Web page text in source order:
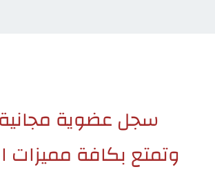
سجل عضوية مجانية
وتمتع بكافة مميزات